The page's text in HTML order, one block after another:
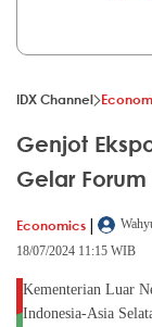
IDX Channel
Genjot
Gelar Forum
Economics |
18/07/2024 11:15 WIB
Kementerian Luar
Indonesia-Asia